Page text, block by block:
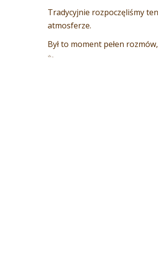
Tradycyjnie rozpoczęliśmy
atmosferze.
Był to moment pełen
✨